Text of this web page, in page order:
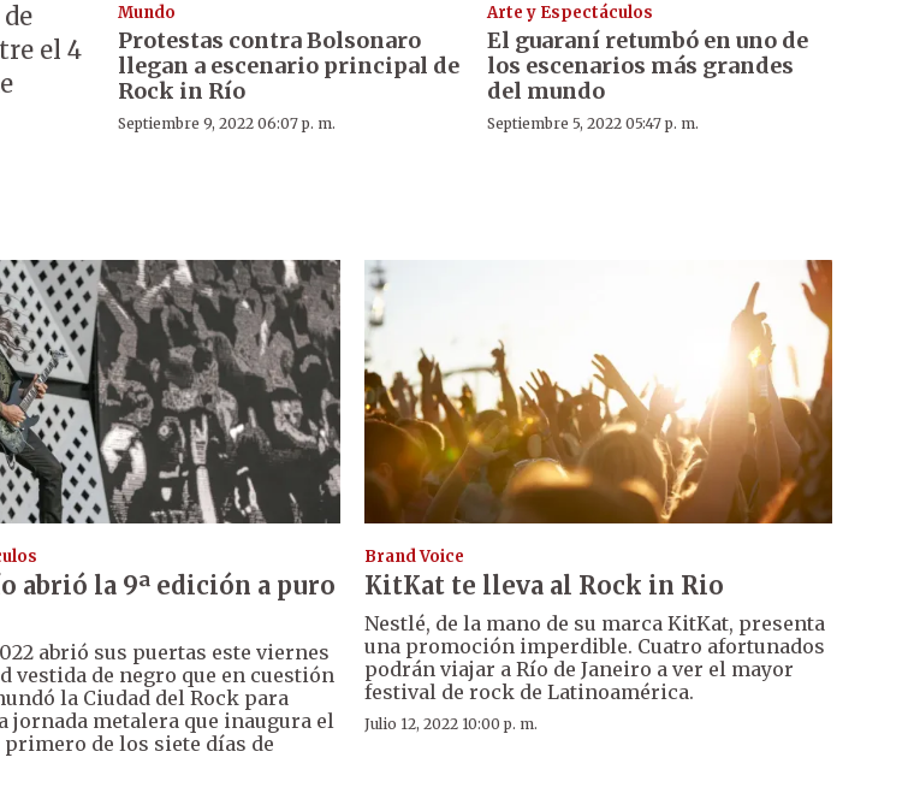
el 4
Mundo
Protestas contra Bolsonaro
llegan a escenario principal de
Rock in Río
Septiembre 9, 2022 06:07 p. m.
Arte y Espectáculos
El guaraní retumbó en uno de
los escenarios más grandes
del mundo
Septiembre 5, 2022 05:47 p. m.
abrió la 9ª edición a puro
abrió sus puertas este viernes
vestida de negro que en cuestión
la Ciudad del Rock para
jornada metalera que inaugura el
de los siete días de
Brand Voice
KitKat te lleva al Rock in Rio
Nestlé, de la mano de su marca KitKat, presenta
una promoción imperdible. Cuatro afortunados
podrán viajar a Río de Janeiro a ver el mayor
festival de rock de Latinoamérica.
Julio 12, 2022 10:00 p. m.